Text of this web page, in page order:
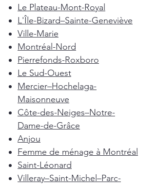
Le Plateau-Mont-Royal
L'Île-Bizard–Sainte-Geneviève
Ville-Marie
Montréal-Nord
Pierrefonds-Roxboro
Le Sud-Ouest
Mercier–Hochelaga-
Maisonneuve
Côte-des-Neiges–Notre-
Dame-de-Grâce
Anjou
Femme de ménage à Montréal
Saint-Léonard
Villeray–Saint-Michel–Parc-